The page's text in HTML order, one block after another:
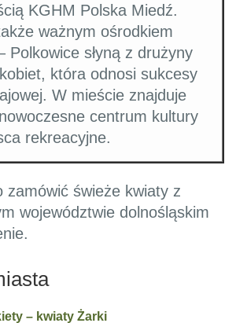
KGHM Polska Miedź.
ważnym ośrodkiem
Polkowice słyną z drużyny
która odnosi sukcesy
W mieście znajduje
centrum kultury
rekreacyjne.
zamówić świeże kwiaty z
województwie dolnośląskim
– kwiaty Żarki